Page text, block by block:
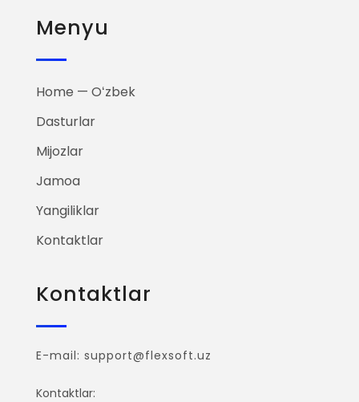
Menyu
Home — Oʻzbek
Dasturlar
Mijozlar
Jamoa
Yangiliklar
Kontaktlar
Kontaktlar
E-mail: support@flexsoft.uz
Kontaktlar: